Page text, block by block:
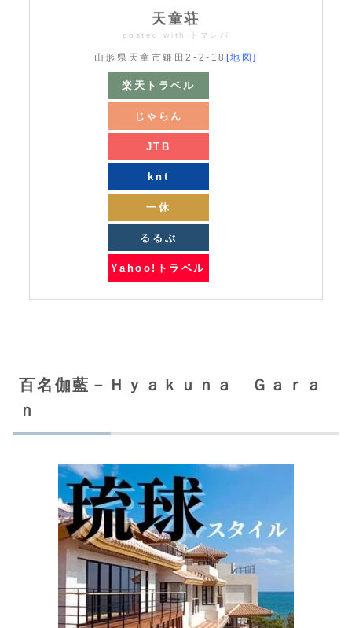
天童荘
posted with トマレバ
山形県天童市鎌田2-2-18 [地図]
楽天トラベル
じゃらん
JTB
knt
一休
るるぶ
Yahoo!トラベル
百名伽藍－Ｈｙａｋｕｎａ Ｇａｒａ
ｎ